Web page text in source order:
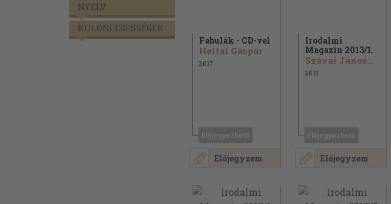
NYELV
KÜLÖNLEGESSÉGEK
Előjegyzem
Fabulák - CD-vel
Heltai Gáspár
2017
Előjegyzem
Irodalmi
Magazin 2013/1.
Szávai János...
2013